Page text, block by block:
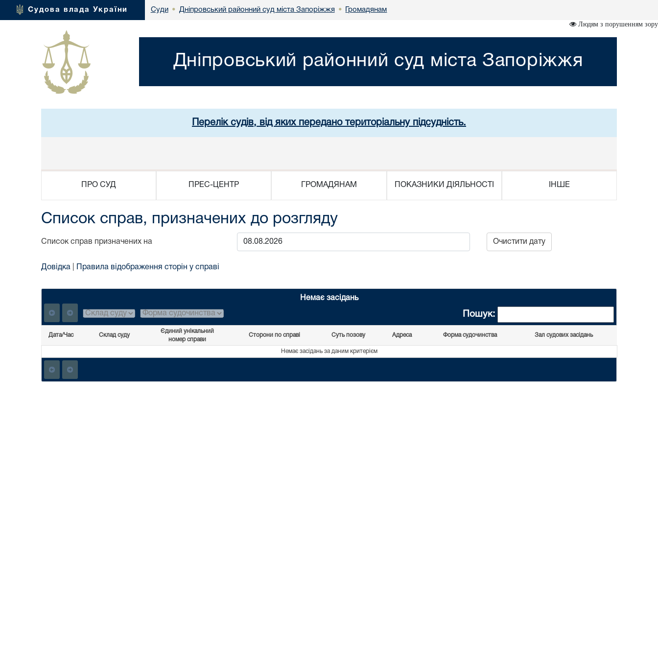
Судова влада України Суди • Дніпровський районний суд міста Запоріжжя • Громадянам
Людям з порушенням зору
Дніпровський районний суд міста Запоріжжя
Перелік судів, від яких передано територіальну підсудність.
ПРО СУД ПРЕС-ЦЕНТР ГРОМАДЯНАМ ПОКАЗНИКИ ДІЯЛЬНОСТІ ІНШЕ
Список справ, призначених до розгляду
Список справ призначених на Очистити дату
Довідка Правила відображення сторін у справі
Немає засідань
Пошук:
Дата/Час Склад суду
Єдиний унікальний
номер справи
Сторони по справі Суть позову Адреса Форма судочинства Зал судових засідань
Немає засідань за даним критерієм